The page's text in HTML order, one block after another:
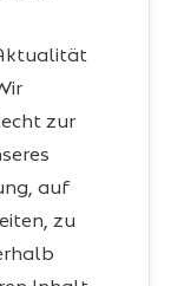
zur
auf
zu